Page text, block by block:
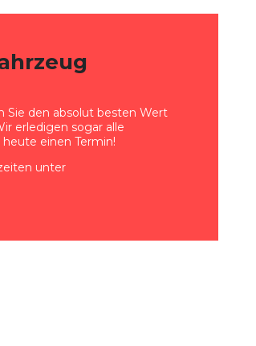
Sie den absolut besten Wert
erledigen sogar alle
einen Termin!
unter